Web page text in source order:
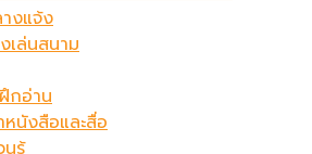
งแจ้ง
เล่นสนาม
กอ่าน
หนังสือและสื่อ
รู้